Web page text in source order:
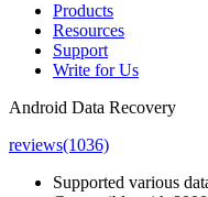
Products
Resources
Support
Write for Us
Android Data Recovery
reviews(1036)
Supported various